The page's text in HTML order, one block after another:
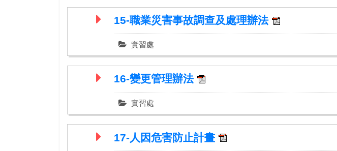
15-職業災害事故調查及處理辦法
實習處
16-變更管理辦法
實習處
17-人因危害防止計畫